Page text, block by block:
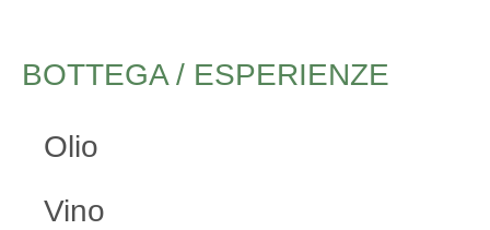
BOTTEGA / ESPERIENZE
Olio
Vino